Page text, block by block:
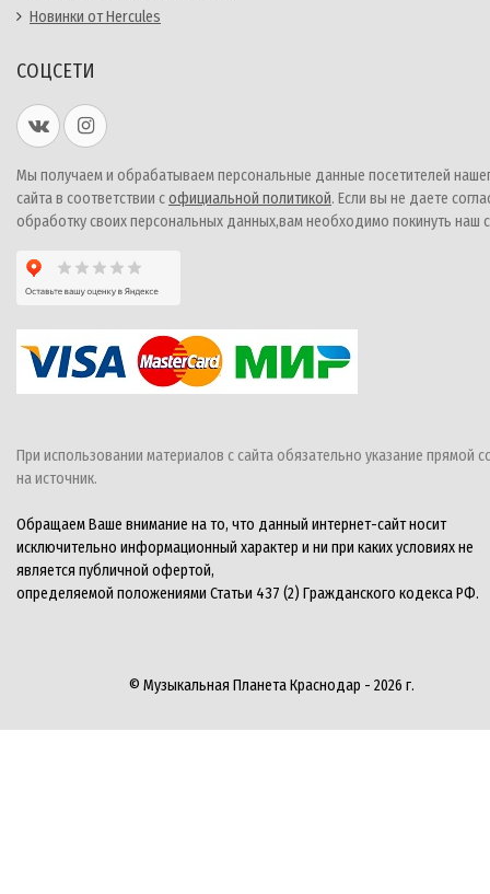
Новинки от Hercules
СОЦСЕТИ
Мы получаем и обрабатываем персональные данные посетителей
сайта в соответствии софициальной политикой. Если вы не даете
обработку своих персональных данных,вам необходимо покинуть наш
При использовании материалов с сайта обязательно указание прямой
на источник.
Обращаем Ваше внимание на то, что данный интернет-сайт носит
исключительно информационный характер и ни при каких условиях не
является публичной офертой,
определяемой положениями Статьи 437 (2) Гражданского кодекса РФ.
© Музыкальная Планета Краснодар - 2026 г.